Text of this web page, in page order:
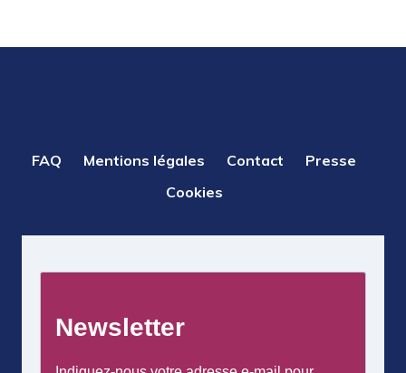
PIED
FAQ Mentions légales Contact
Presse
Cookies